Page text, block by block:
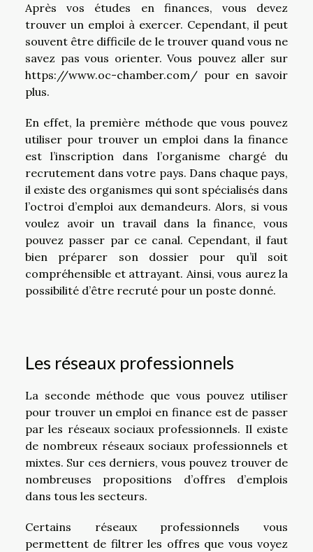
Après vos études en finances, vous devez
trouver un emploi à exercer. Cependant, il peut
souvent être difficile de le trouver quand vous ne
savez pas vous orienter. Vous pouvez aller sur
https://www.oc-chamber.com/ pour en savoir
plus.
En effet, la première méthode que vous pouvez
utiliser pour trouver un emploi dans la finance
est l’inscription dans l’organisme chargé du
recrutement dans votre pays. Dans chaque pays,
il existe des organismes qui sont spécialisés dans
l’octroi d’emploi aux demandeurs. Alors, si vous
voulez avoir un travail dans la finance, vous
pouvez passer par ce canal. Cependant, il faut
bien préparer son dossier pour qu’il soit
compréhensible et attrayant. Ainsi, vous aurez la
possibilité d’être recruté pour un poste donné.
Les réseaux professionnels
La seconde méthode que vous pouvez utiliser
pour trouver un emploi en finance est de passer
par les réseaux sociaux professionnels. Il existe
de nombreux réseaux sociaux professionnels et
mixtes. Sur ces derniers, vous pouvez trouver de
nombreuses propositions d’offres d’emplois
dans tous les secteurs.
Certains réseaux professionnels vous
permettent de filtrer les offres que vous voyez